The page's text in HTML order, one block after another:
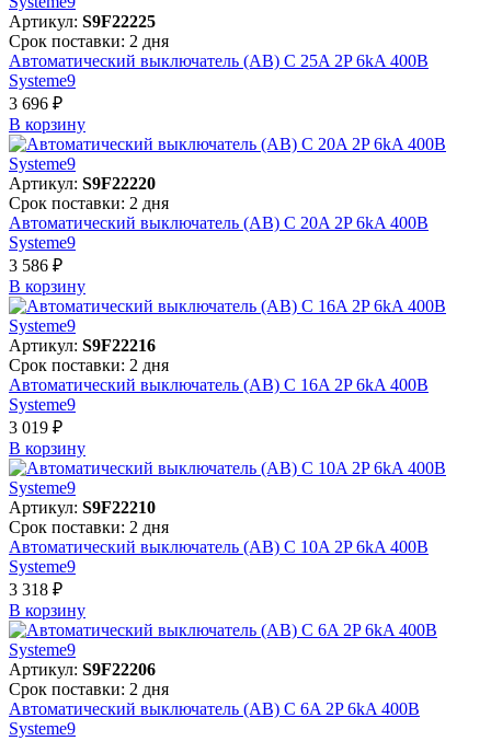
Артикул: S9F22225
Срок поставки: 2 дня
Автоматический выключатель (АВ) C 25A 2P 6kA 400В
Systeme9
3 696 ₽
В корзинy
Артикул: S9F22220
Срок поставки: 2 дня
Автоматический выключатель (АВ) C 20A 2P 6kA 400В
Systeme9
3 586 ₽
В корзинy
Артикул: S9F22216
Срок поставки: 2 дня
Автоматический выключатель (АВ) C 16A 2P 6kA 400В
Systeme9
3 019 ₽
В корзинy
Артикул: S9F22210
Срок поставки: 2 дня
Автоматический выключатель (АВ) C 10A 2P 6kA 400В
Systeme9
3 318 ₽
В корзинy
Артикул: S9F22206
Срок поставки: 2 дня
Автоматический выключатель (АВ) C 6A 2P 6kA 400В
Systeme9